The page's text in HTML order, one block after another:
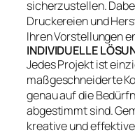
sicherzustellen.
Druckereien und
Ihren Vorstellungen
INDIVIDUELLE
Jedes Projekt ist
maßgeschneiderte
genau auf die
abgestimmt sind.
kreative und